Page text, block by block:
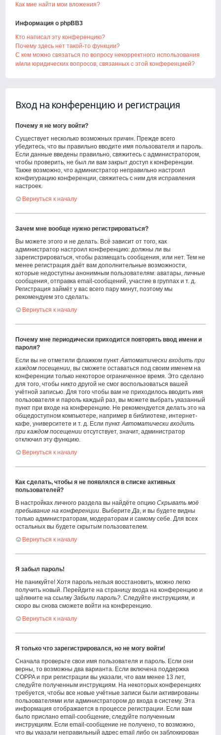
Как мне найти мои вложения?
Информация о phpBB3
Кто написал эту конференцию?
Почему здесь нет такой-то функции?
С кем можно связаться по вопросу некорректного использования
и/или юридических вопросов, связанных с этой конференцией?
Вход на конференцию и регистрация
Почему я не могу войти?
Существует несколько возможных причин. Прежде всего
убедитесь, что вы правильно вводите имя пользователя и пароль.
Если данные введены правильно, свяжитесь с администратором,
чтобы проверить, не был ли вам закрыт доступ к конференции.
Также возможно, что администратор неправильно настроил
конфигурацию конференции, свяжитесь с ним для исправления
настроек.
Вернуться к началу
Зачем мне вообще нужно регистрироваться?
Вы можете этого и не делать. Всё зависит от того, как
администратор настроил конференцию: должны ли вы
зарегистрироваться, чтобы размещать сообщения, или нет. Тем не
менее регистрация даёт вам дополнительные возможности,
которые недоступны анонимным пользователям: аватары, личные
сообщения, отправка email-сообщений, участие в группах и т. д.
Регистрация займёт у вас всего пару минут, поэтому мы
рекомендуем это сделать.
Вернуться к началу
Почему мне периодически приходится повторять ввод имени и
пароля?
Если вы не отметили флажком пунктАвтоматически входить при
каждом посещении, вы сможете оставаться под своим именем на
конференции только некоторое ограниченное время. Это сделано
для того, чтобы никто другой не смог воспользоваться вашей
учётной записью. Для того чтобы вам не приходилось вводить имя
пользователя и пароль каждый раз, вы можете выбрать указанный
пункт при входе на конференцию. Не рекомендуется делать это на
общедоступном компьютере, например в библиотеке, интернет-
кафе, университете и т. д. Если пунктАвтоматически входить
при каждом посещении отсутствует, значит, администратор
отключил эту функцию.
Вернуться к началу
Как сделать, чтобы я не появлялся в списке активных
пользователей?
В настройках личного раздела вы найдёте опциюСкрывать моё
пребывание на конференции. ВыберитеДа, и вы будете видны
только администраторам, модераторам и самому себе. Для всех
остальных вы будете скрытым пользователем.
Вернуться к началу
Я забыл пароль!
Не паникуйте! Хотя пароль нельзя восстановить, можно легко
получить новый. Перейдите на страницу входа на конференцию и
щёлкните на ссылкуЗабыли пароль?. Следуйте инструкциям, и
скоро вы снова сможете войти на конференцию.
Вернуться к началу
Я только что зарегистрировался, но не могу войти!
Сначала проверьте свои имя пользователя и пароль. Если они
верны, то возможны два варианта. Если включена поддержка
COPPA и при регистрации вы указали, что вам менее 13 лет,
следуйте полученным инструкциям. На некоторых конференциях
требуется, чтобы все новые учётные записи были активированы
пользователями или администратором до входа в систему. Эта
информация отображается в процессе регистрации. Если вам
было прислано email-сообщение, следуйте полученным
инструкциям. Если email-сообщение не получено, то возможно,
что вы указали неправильный адрес email либо он заблокирован